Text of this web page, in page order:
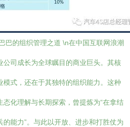
巴的组织管理之道 \n在中国互联网浪潮
公司成长为全球瞩目的商业巨头。其核
式，还在于其独特的组织能力。这种
化理解与长期探索，曾提炼为“在拿结
能力”。与此以开放、进步和打胜仗为